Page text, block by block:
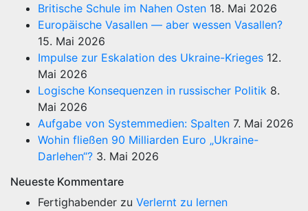
Britische Schule im Nahen Osten 18. Mai 2026
Europäische Vasallen — aber wessen Vasallen?
15. Mai 2026
Impulse zur Eskalation des Ukraine-Krieges 12.
Mai 2026
Logische Konsequenzen in russischer Politik 8.
Mai 2026
Aufgabe von Systemmedien: Spalten 7. Mai 2026
Wohin fließen 90 Milliarden Euro „Ukraine-
Darlehen“? 3. Mai 2026
Neueste Kommentare
Fertighabender zu Verlernt zu lernen